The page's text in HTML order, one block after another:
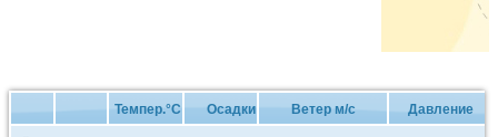
Темпер.°C Осадки Ветер м/с Давление